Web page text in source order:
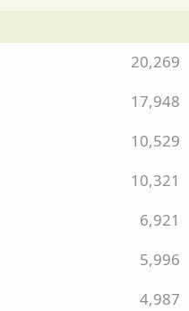
20,269
17,948
10,529
10,321
6,921
5,996
4,987